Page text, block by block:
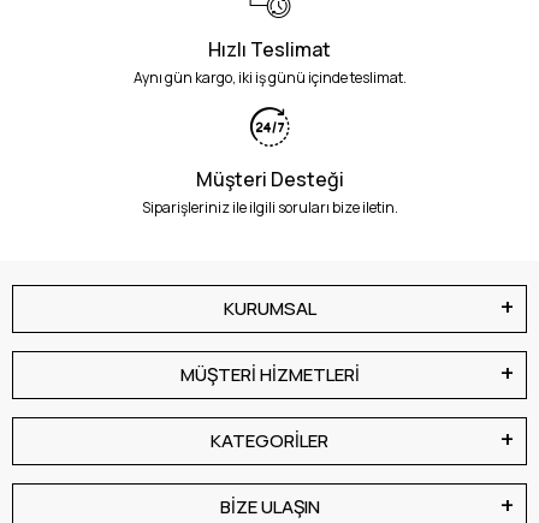
Hızlı Teslimat
Aynı gün kargo, iki iş günü içinde teslimat.
Müşteri Desteği
Siparişleriniz ile ilgili soruları bize iletin.
KURUMSAL
MÜŞTERİ HİZMETLERİ
KATEGORİLER
BİZE ULAŞIN